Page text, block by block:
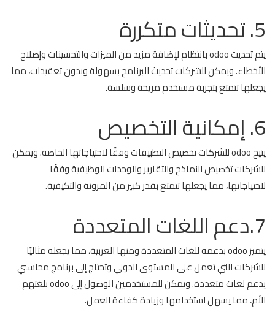
5. تحديثات متكررة
يتم تحديث odoo بانتظام لإضافة مزيد من الميزات والتحسينات وإصلاح
الأخطاء. ويمكن للشركات تحديث البرنامج بسهولة وبدون تعقيدات، مما
يجعلها تتمتع بتجربة مستخدم مريحة وسلسة.
6. إمكانية التخصيص
يتيح odoo للشركات تخصيص التطبيقات وفقًا لاحتياجاتها الخاصة. ويمكن
للشركات تخصيص النماذج والتقارير والوحدات الوظيفية وفقًا
لاحتياجاتها، مما يجعلها تتمتع بقدر كبير من المرونة والتكيفية.
7.دعم اللغات المتعددة
يتميز odoo بدعمه للغات المتعددة ومنها العربية، مما يجعله مثاليًا
للشركات التي تعمل على المستوى الدولي وتحتاج إلى برنامج محاسبي
يدعم لغات متعددة. ويمكن للمستخدمين الوصول إلى odoo بلغتهم
الأم، مما يسهل استخدامها وزيادة كفاءة العمل.